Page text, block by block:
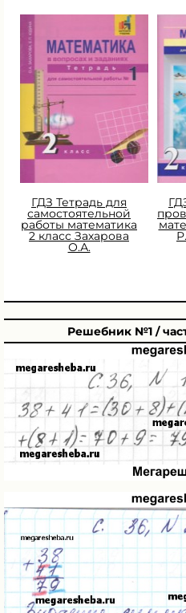
ГДЗ Тетрадь для
самостоятельной
работы математика
2 класс Захарова
О.А.
Решебник №1 /